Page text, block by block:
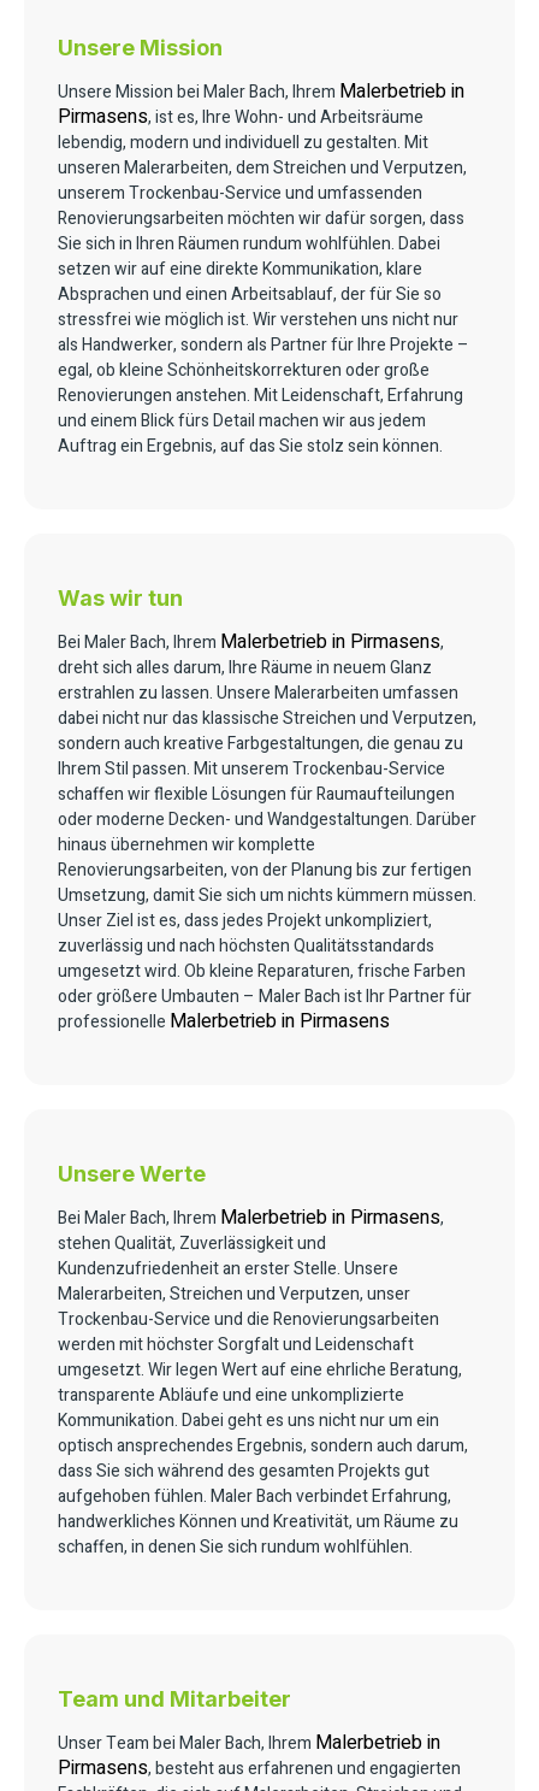
Unsere Mission
Unsere Mission bei Maler Bach, Ihrem Malerbetrieb in
Pirmasens, ist es, Ihre Wohn- und Arbeitsräume
lebendig, modern und individuell zu gestalten. Mit
unseren Malerarbeiten, dem Streichen und Verputzen,
unserem Trockenbau-Service und umfassenden
Renovierungsarbeiten möchten wir dafür sorgen, dass
Sie sich in Ihren Räumen rundum wohlfühlen. Dabei
setzen wir auf eine direkte Kommunikation, klare
Absprachen und einen Arbeitsablauf, der für Sie so
stressfrei wie möglich ist. Wir verstehen uns nicht nur
als Handwerker, sondern als Partner für Ihre Projekte –
egal, ob kleine Schönheitskorrekturen oder große
Renovierungen anstehen. Mit Leidenschaft, Erfahrung
und einem Blick fürs Detail machen wir aus jedem
Auftrag ein Ergebnis, auf das Sie stolz sein können.
Was wir tun
Bei Maler Bach, Ihrem Malerbetrieb in Pirmasens,
dreht sich alles darum, Ihre Räume in neuem Glanz
erstrahlen zu lassen. Unsere Malerarbeiten umfassen
dabei nicht nur das klassische Streichen und Verputzen,
sondern auch kreative Farbgestaltungen, die genau zu
Ihrem Stil passen. Mit unserem Trockenbau-Service
schaffen wir flexible Lösungen für Raumaufteilungen
oder moderne Decken- und Wandgestaltungen. Darüber
hinaus übernehmen wir komplette
Renovierungsarbeiten, von der Planung bis zur fertigen
Umsetzung, damit Sie sich um nichts kümmern müssen.
Unser Ziel ist es, dass jedes Projekt unkompliziert,
zuverlässig und nach höchsten Qualitätsstandards
umgesetzt wird. Ob kleine Reparaturen, frische Farben
oder größere Umbauten – Maler Bach ist Ihr Partner für
professionelle Malerbetrieb in Pirmasens
Unsere Werte
Bei Maler Bach, Ihrem Malerbetrieb in Pirmasens,
stehen Qualität, Zuverlässigkeit und
Kundenzufriedenheit an erster Stelle. Unsere
Malerarbeiten, Streichen und Verputzen, unser
Trockenbau-Service und die Renovierungsarbeiten
werden mit höchster Sorgfalt und Leidenschaft
umgesetzt. Wir legen Wert auf eine ehrliche Beratung,
transparente Abläufe und eine unkomplizierte
Kommunikation. Dabei geht es uns nicht nur um ein
optisch ansprechendes Ergebnis, sondern auch darum,
dass Sie sich während des gesamten Projekts gut
aufgehoben fühlen. Maler Bach verbindet Erfahrung,
handwerkliches Können und Kreativität, um Räume zu
schaffen, in denen Sie sich rundum wohlfühlen.
Team und Mitarbeiter
Unser Team bei Maler Bach, Ihrem Malerbetrieb in
Pirmasens, besteht aus erfahrenen und engagierten